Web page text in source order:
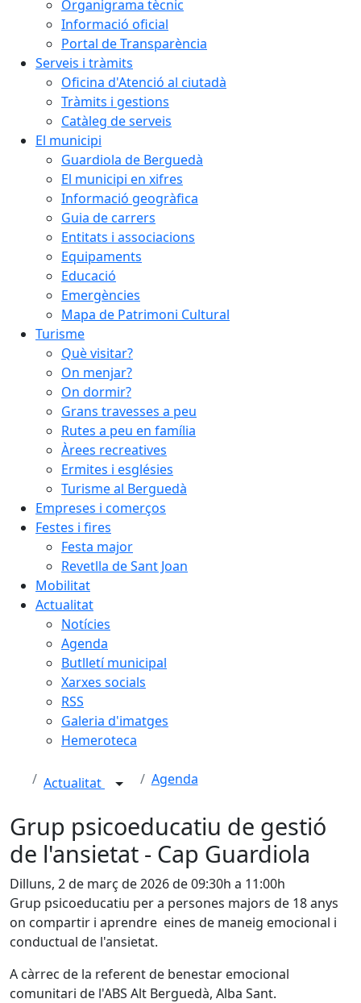
Organigrama tècnic
Informació oficial
Portal de Transparència
Serveis i tràmits
Oficina d'Atenció al ciutadà
Tràmits i gestions
Catàleg de serveis
El municipi
Guardiola de Berguedà
El municipi en xifres
Informació geogràfica
Guia de carrers
Entitats i associacions
Equipaments
Educació
Emergències
Mapa de Patrimoni Cultural
Turisme
Què visitar?
On menjar?
On dormir?
Grans travesses a peu
Rutes a peu en família
Àrees recreatives
Ermites i esglésies
Turisme al Berguedà
Empreses i comerços
Festes i fires
Festa major
Revetlla de Sant Joan
Mobilitat
Actualitat
Notícies
Agenda
Butlletí municipal
Xarxes socials
RSS
Galeria d'imatges
Hemeroteca
Actualitat Agenda
Grup psicoeducatiu de gestió
de l'ansietat - Cap Guardiola
Dilluns, 2 de març de 2026 de 09:30h a 11:00h
Grup psicoeducatiu per a persones majors de 18 anys
on compartir i aprendre eines de maneig emocional i
conductual de l'ansietat.
A càrrec de la referent de benestar emocional
comunitari de l'ABS Alt Berguedà, Alba Sant.